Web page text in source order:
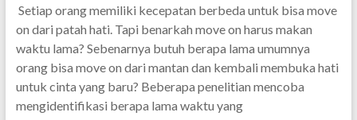
Setiap orang memiliki kecepatan berbeda untuk bisa move
on dari patah hati. Tapi benarkah move on harus makan
waktu lama? Sebenarnya butuh berapa lama umumnya
orang bisa move on dari mantan dan kembali membuka hati
untuk cinta yang baru? Beberapa penelitian mencoba
mengidentifikasi berapa lama waktu yang